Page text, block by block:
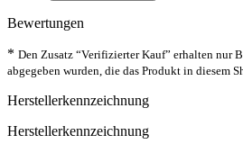
Bewertungen
* Den Zusatz “Verifizierter Kauf” erhalten nur
abgegeben wurden, die das Produkt in diesem
Herstellerkennzeichnung
Herstellerkennzeichnung